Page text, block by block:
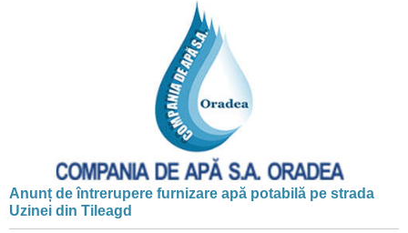
Anunț de întrerupere furnizare apă potabilă pe strada
Uzinei din Tileagd